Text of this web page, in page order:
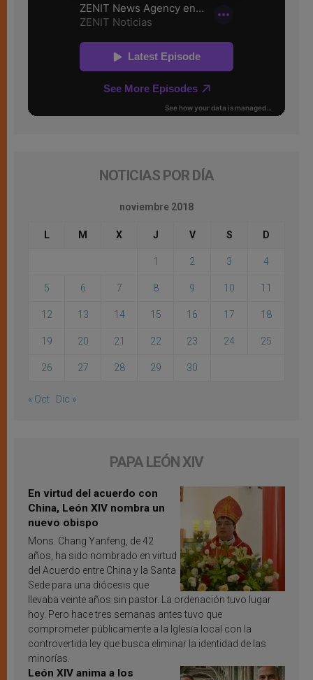
NOTICIAS POR DÍA
noviembre 2018
L M X J V S D
1 2 3 4
5 6 7 8 9 10 11
12 13 14 15 16 17 18
19 20 21 22 23 24 25
26 27 28 29 30
« Oct Dic »
PAPA LEÓN XIV
En virtud del acuerdo con
China, León XIV nombra un
nuevo obispo
Mons. Chang Yanfeng, de 42
años, ha sido nombrado en virtud
del Acuerdo entre China y la Santa
Sede para una diócesis que
llevaba veinte años sin pastor. La ordenación tuvo lugar
hoy. Pero hace tres semanas antes tuvo que
comprometer públicamente a la Iglesia local con la
controvertida ley que busca eliminar la identidad de las
minorías.
León XIV anima a los